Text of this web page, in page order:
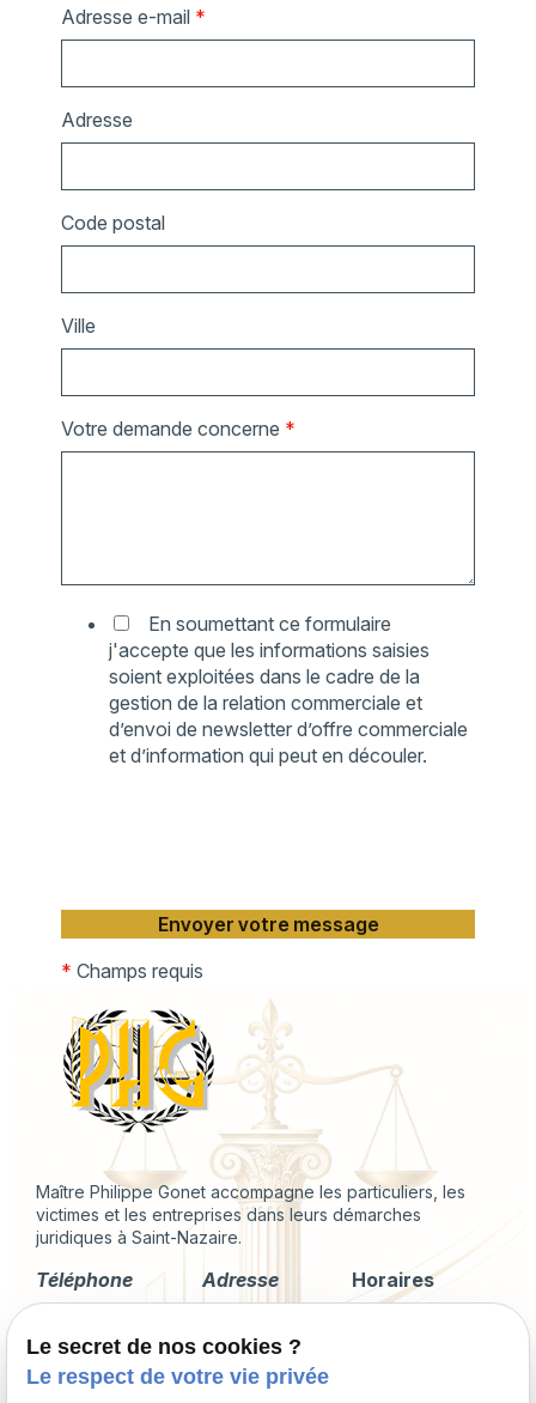
Adresse e-mail *
Adresse
Code postal
Ville
Votre demande concerne *
En soumettant ce formulaire
j'accepte que les informations saisies
soient exploitées dans le cadre de la
gestion de la relation commerciale et
d’envoi de newsletter d’offre commerciale
et d’information qui peut en découler.
* Champs requis
Maître Philippe Gonet accompagne les particuliers, les
victimes et les entreprises dans leurs démarches
juridiques à Saint-Nazaire.
Téléphone
Adresse
Corps de
Garde
44600 Saint-
Horaires
Le secret de nos cookies ?
Le respect de votre vie privée